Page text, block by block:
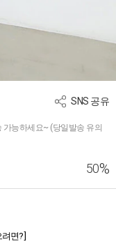
SNS 공유
가능하세요~ (당일발송 유의
50%
면? ]